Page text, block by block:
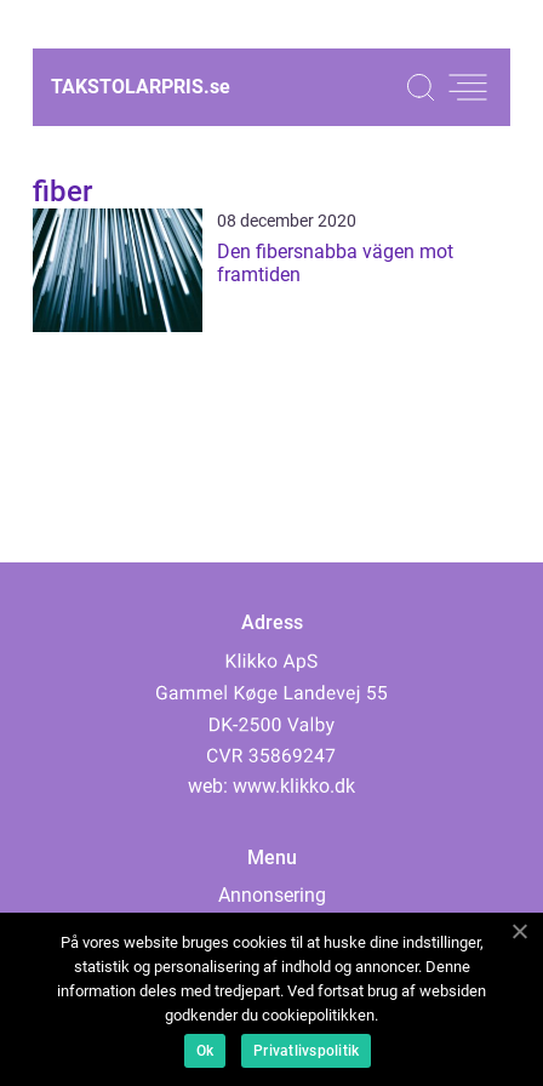
TAKSTOLARPRIS.se
fiber
08 december 2020
Den fibersnabba vägen mot
framtiden
Adress
web: www.klikko.dk
Menu
Annonsering
Cookies
Kontakta oss
Sitemap
På vores website bruges cookies til at huske dine indstillinger,
statistik og personalisering af indhold og annoncer. Denne
information deles med tredjepart. Ved fortsat brug af websiden
godkender du cookiepolitikken.
Ok Privatlivspolitik